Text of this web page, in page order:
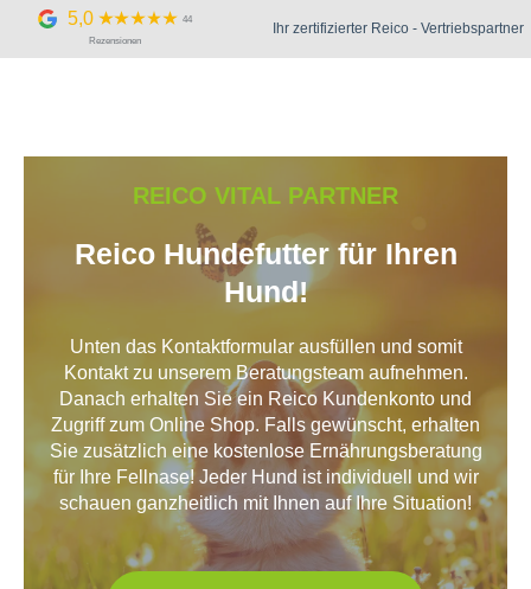
springen
5,0
44
Rezensionen
Ihr zertifizierter Reico - Vertriebspartner
REICO VITAL PARTNER
Reico Hundefutter für Ihren
Hund!
Unten das Kontaktformular ausfüllen und somit
Kontakt zu unserem Beratungsteam aufnehmen.
Danach erhalten Sie ein Reico Kundenkonto und
Zugriff zum Online Shop. Falls gewünscht, erhalten
Sie zusätzlich eine kostenlose Ernährungsberatung
für Ihre Fellnase! Jeder Hund ist individuell und wir
schauen ganzheitlich mit Ihnen auf Ihre Situation!